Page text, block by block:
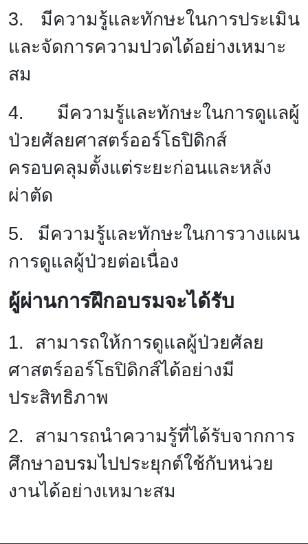
3. มีความรู้และทักษะในการประเมิน
และจัดการความปวดได้อย่างเหมาะ
สม
4. มีความรู้และทักษะในการดูแลผู้
ป่วยศัลยศาสตร์ออร์โธปิดิกส์
ครอบคลุมตั้งแต่ระยะก่อนและหลัง
ผ่าตัด
5. มีความรู้และทักษะในการวางแผน
การดูแลผู้ป่วยต่อเนื่อง
ผู้ผ่านการฝึกอบรมจะได้รับ
1. สามารถให้การดูแลผู้ป่วยศัลย
ศาสตร์ออร์โธปิดิกส์ได้อย่างมี
ประสิทธิภาพ
2. สามารถนำความรู้ที่ได้รับจากการ
ศึกษาอบรมไปประยุกต์ใช้กับหน่วย
งานได้อย่างเหมาะสม